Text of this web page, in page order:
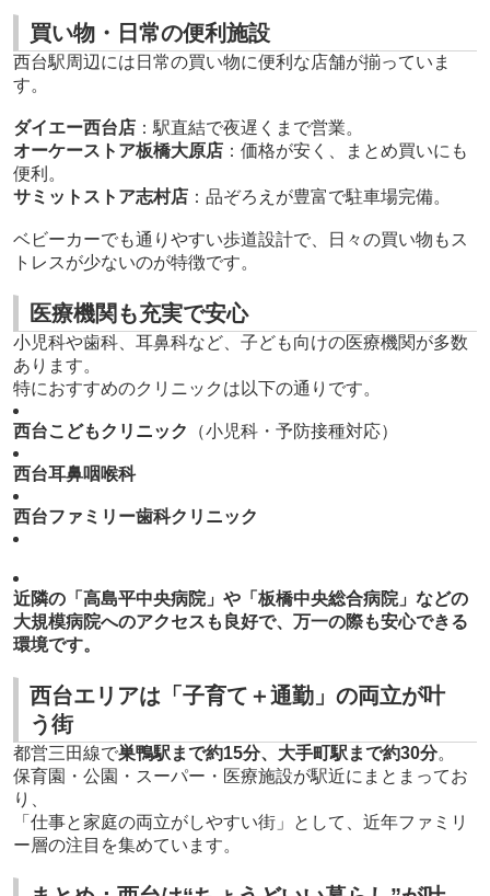
買い物・日常の便利施設
西台駅周辺には日常の買い物に便利な店舗が揃っていま
す。
ダイエー西台店：駅直結で夜遅くまで営業。
オーケーストア板橋大原店：価格が安く、まとめ買いにも
便利。
サミットストア志村店：品ぞろえが豊富で駐車場完備。
ベビーカーでも通りやすい歩道設計で、日々の買い物もス
トレスが少ないのが特徴です。
医療機関も充実で安心
小児科や歯科、耳鼻科など、子ども向けの医療機関が多数
あります。
特におすすめのクリニックは以下の通りです。
西台こどもクリニック （小児科・予防接種対応）
西台耳鼻咽喉科
西台ファミリー歯科クリニック
近隣の「高島平中央病院」や「板橋中央総合病院」などの
大規模病院へのアクセスも良好で、万一の際も安心できる
環境です。
西台エリアは「子育て＋通勤」の両立が叶
う街
都営三田線で巣鴨駅まで約15分、大手町駅まで約30分。
保育園・公園・スーパー・医療施設が駅近にまとまってお
り、
「仕事と家庭の両立がしやすい街」として、近年ファミリ
ー層の注目を集めています。